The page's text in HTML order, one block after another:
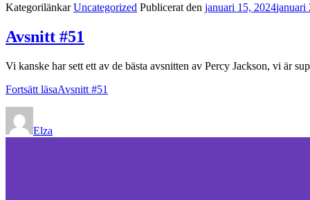
KategorilänkarUncategorized Publicerat den januari 15, 2024januari
Avsnitt #51
Vi kanske har sett ett av de bästa avsnitten av Percy Jackson, vi är
Fortsätt läsaAvsnitt #51
Elza